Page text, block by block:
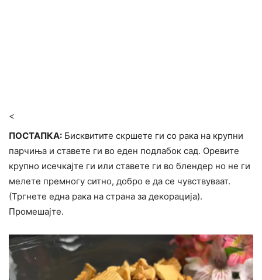
<
ПОСТАПКА: Бисквитите скршете ги со рака на крупни
парчиња и ставете ги во еден подлабок сад. Оревите
крупно исечкајте ги или ставете ги во блендер но не ги
мелете премногу ситно, добро е да се чувствуваат.
(Тргнете една рака на страна за декорација).
Промешајте.